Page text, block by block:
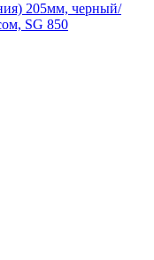
205мм, черный/
SG 850